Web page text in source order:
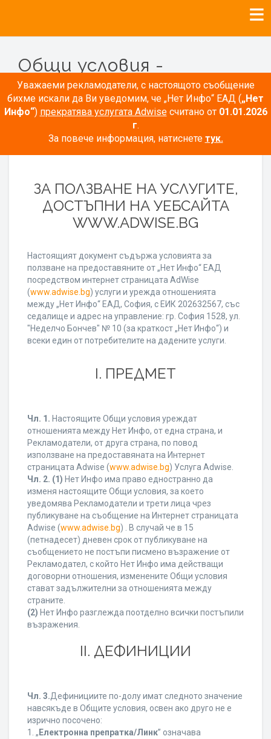
Уважаеми рекламодатели, с настоящото съобщение
бихме искали да Ви уведомим, че „Нет Инфо“ ЕАД („Нет
Инфо“) прекратява услугата Adwiseсчитано от 01.01.2026
г.
За повече информация, натиснете тук.
Общи условия -
Рекламодатели
ОБЩИ УСЛОВИЯ
ЗА ПОЛЗВАНЕ НА УСЛУГИТЕ,
ДОСТЪПНИ НА УЕБСАЙТА
WWW.ADWISE.BG
Настоящият документ съдържа условията за
ползване на предоставяните от „Нет Инфо“ ЕАД
посредством интернет страницата AdWise
(www.adwise.bg) услуги и урежда отношенията
между „Нет Инфо“ ЕАД, София, с ЕИК 202632567, със
седалище и адрес на управление: гр. София 1528, ул.
"Неделчо Бончев" № 10 (за краткост „Нет Инфо“) и
всеки един от потребителите на дадените услуги.
І. ПРЕДМЕТ
Чл. 1. Настоящите Общи условия уреждат
отношенията между Нет Инфо, от една страна, и
Рекламодатели, от друга страна, по повод
използване на предоставяната на Интернет
страницата Adwise (www.adwise.bg) Услуга Adwise.
Чл. 2. (1) Нет Инфо има право едностранно да
изменя настоящите Общи условия, за което
уведомява Рекламодатели и трети лица чрез
публикуване на съобщение на Интернет страницата
Adwise (www.adwise.bg) . В случай че в 15
(петнадесет) дневен срок от публикуване на
съобщението не постъпи писмено възражение от
Рекламодател, с който Нет Инфо има действащи
договорни отношения, изменените Общи условия
стават задължителни за отношенията между
страните.
(2) Нет Инфо разглежда поотделно всички постъпили
възражения.
ІІ. ДЕФИНИЦИИ
Чл. 3.Дефинициите по-долу имат следното значение
навсякъде в Общите условия, освен ако друго не е
изрично посочено:
1. „ Електронна препратка/Линк” означава